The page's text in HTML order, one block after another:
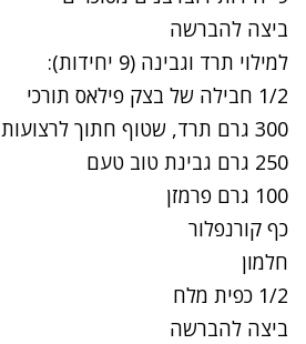
ביצה להברשה
למילוי תרד וגבינה (9 יחידות):
1/2 חבילה של בצק פילאס תורכי
300 גרם
תרד, שטוף חתוך לרצועות
250 גרם גבינת טוב טעם
100 גרם פרמזן
כף קורנפלור
חלמון
1/2 כפית מלח
ביצה להברשה